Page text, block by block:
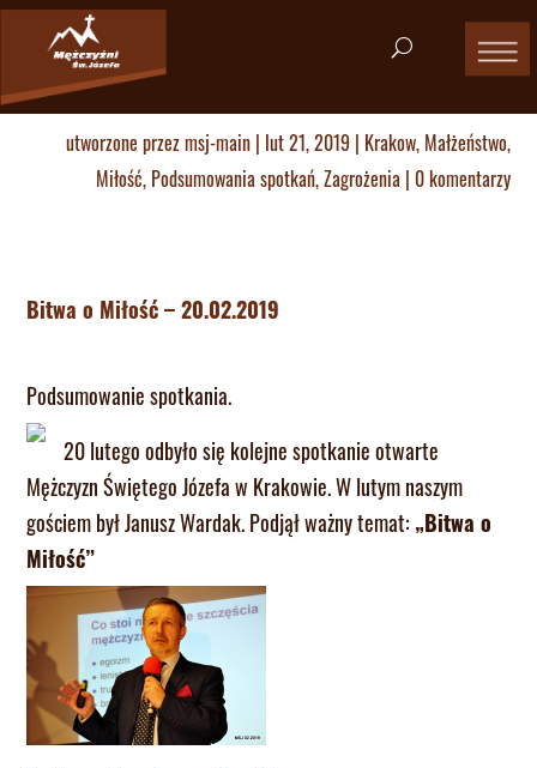
utworzone przezmsj-main| lut 21, 2019| Krakow, Małżeństwo,
Miłość, Podsumowania spotkań,Zagrożenia| 0 komentarzy
Bitwa o Miłość – 20.02.2019
Podsumowanie spotkania.
20 lutego odbyło się kolejne spotkanie otwarte
Mężczyzn Świętego Józefa w Krakowie. W lutym naszym
gościem był Janusz Wardak. Podjął ważny temat: „Bitwa o
Miłość”